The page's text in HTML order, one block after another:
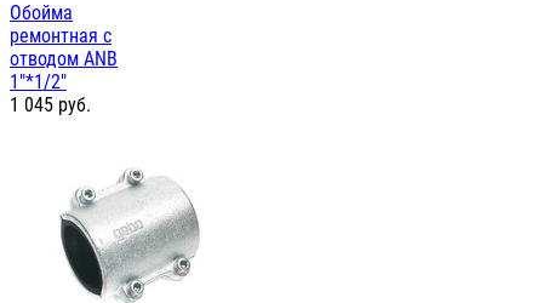
Обойма
ремонтная с
отводом ANB
1"*1/2"
1 045 руб.